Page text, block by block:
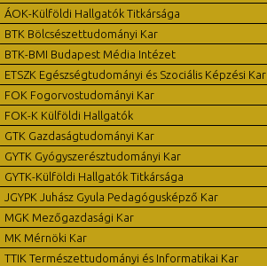
ÁOK-Külföldi Hallgatók Titkársága
BTK Bölcsészettudományi Kar
BTK-BMI Budapest Média Intézet
ETSZK Egészségtudományi és Szociális Képzési Kar
FOK Fogorvostudományi Kar
FOK-K Külföldi Hallgatók
GTK Gazdaságtudományi Kar
GYTK Gyógyszerésztudományi Kar
GYTK-Külföldi Hallgatók Titkársága
JGYPK Juhász Gyula Pedagógusképző Kar
MGK Mezőgazdasági Kar
MK Mérnöki Kar
TTIK Természettudományi és Informatikai Kar